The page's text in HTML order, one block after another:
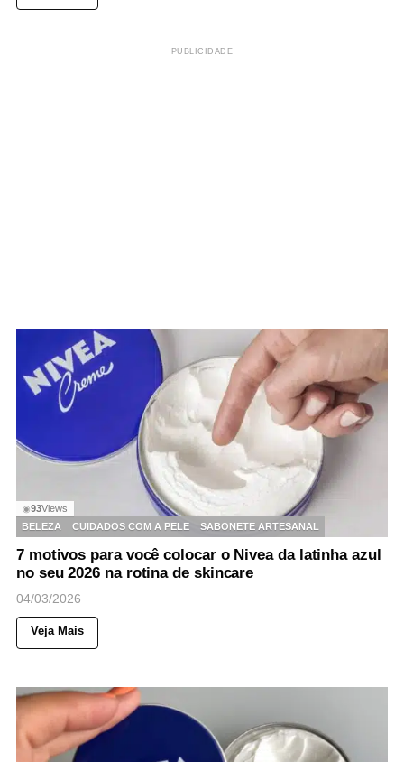
PUBLICIDADE
◉93Views
BELEZA
CUIDADOS COM A PELE SABONETE ARTESANAL
7 motivos para você colocar o Nivea da latinha azul
no seu 2026 na rotina de skincare
04/03/2026
Veja Mais